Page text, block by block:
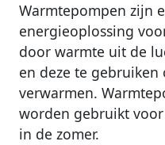
Warmtepompen zijn
energieoplossing
door warmte uit de
en deze te gebruiken
verwarmen.
worden gebruikt
in de zomer.